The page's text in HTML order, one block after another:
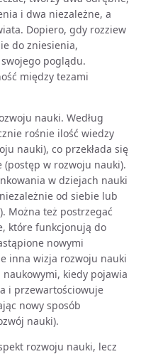
i dwa niezależne, a
Dopiero, gdy rozziew
do zniesienia,
poglądu.
między tezami
nauki. Według
rośnie ilość wiedzy
nauki), co przekłada się
(postęp w rozwoju nauki).
w dziejach nauki
od siebie lub
Można też postrzegać
które funkcjonują do
nowymi
inna wizja rozwoju nauki
kiedy pojawia
i przewartościowuje
nowy sposób
nauki).
rozwoju nauki, lecz